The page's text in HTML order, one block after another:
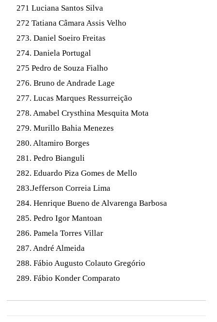
271 Luciana Santos Silva
272 Tatiana Câmara Assis Velho
273. Daniel Soeiro Freitas
274. Daniela Portugal
275 Pedro de Souza Fialho
276. Bruno de Andrade Lage
277. Lucas Marques Ressurreição
278. Amabel Crysthina Mesquita Mota
279. Murillo Bahia Menezes
280. Altamiro Borges
281. Pedro Bianguli
282. Eduardo Piza Gomes de Mello
283.Jefferson Correia Lima
284. Henrique Bueno de Alvarenga Barbosa
285. Pedro Igor Mantoan
286. Pamela Torres Villar
287. André Almeida
288. Fábio Augusto Colauto Gregório
289. Fábio Konder Comparato